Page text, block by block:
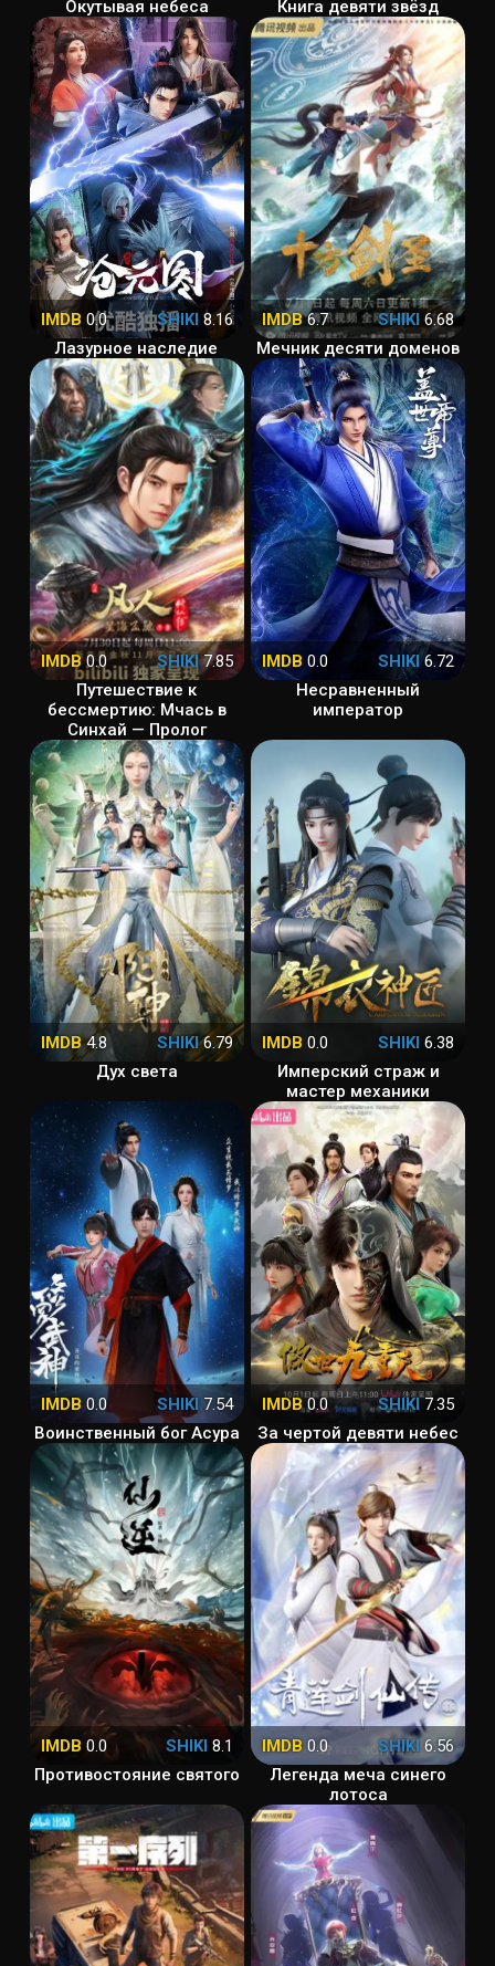
Окутывая небеса Книга девяти звёзд
IMDB 0.0 SHIKI 8.16
Лазурное наследие
IMDB6.7 SHIKI 6.68
Мечник десяти доменов
IMDB0.0 SHIKI7.85
Путешествие к
бессмертию: Мчась в
Синхай — Пролог
IMDB 0.0 SHIKI6.72
Несравненный
император
IMDB4.8 SHIKI6.79
Дух света
IMDB 0.0 SHIKI 6.38
Имперский страж и
мастер механики
IMDB 0.0 SHIKI 7.54
Воинственный бог Асура
IMDB0.0 SHIKI7.35
За чертой девяти небес
IMDB 0.0 SHIKI 8.1
Противостояние святого
IMDB 0.0 SHIKI 6.56
Легенда меча синего
лотоса